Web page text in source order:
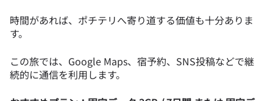
時間があれば、ポチテリへ寄り道する価値も十分ありま
す。
この旅では、Google Maps、宿予約、SNS投稿などで継
続的に通信を利用します。